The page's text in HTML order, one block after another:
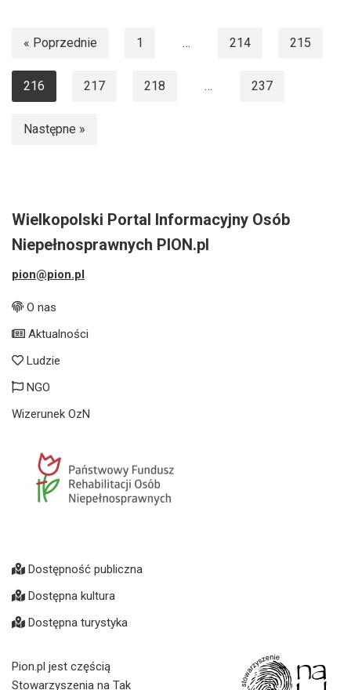
« Poprzednie 1 … 214 215
216 217 218 … 237
Następne »
Wielkopolski Portal Informacyjny Osób
Niepełnosprawnych PION.pl
pion@pion.pl
O nas
Aktualności
Ludzie
NGO
Wizerunek OzN
Dostępność publiczna
Dostępna kultura
Dostępna turystyka
Pion.pl jest częścią
Stowarzyszenia na Tak